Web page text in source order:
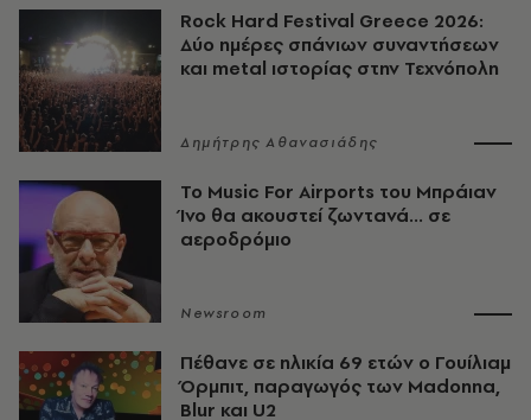
Rock Hard Festival Greece 2026:
Δύο ημέρες σπάνιων συναντήσεων
και metal ιστορίας στην Τεχνόπολη
Δημήτρης Αθανασιάδης
Το Music For Airports του Μπράιαν
Ίνο θα ακουστεί ζωντανά... σε
αεροδρόμιο
Newsroom
Πέθανε σε ηλικία 69 ετών ο Γουίλιαμ
Όρμπιτ, παραγωγός των Madonna,
Blur και U2